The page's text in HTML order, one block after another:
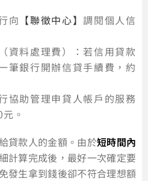
向 【聯徵中心】調閱個人信
資料處理費）：若信用貸款
筆銀行開辦信貸手續費，約
協助管理申貸人帳戶的服務
。
貸款人的金額。由於短時間內
計算完成後，最好一次確定要
發生拿到錢後卻不符合理想額